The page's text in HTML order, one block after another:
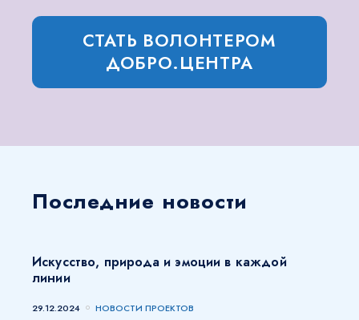
СТАТЬ ВОЛОНТЕРОМ
ДОБРО.ЦЕНТРА
Последние новости
Искусство, природа и эмоции в каждой
линии
29.12.2024 НОВОСТИ ПРОЕКТОВ